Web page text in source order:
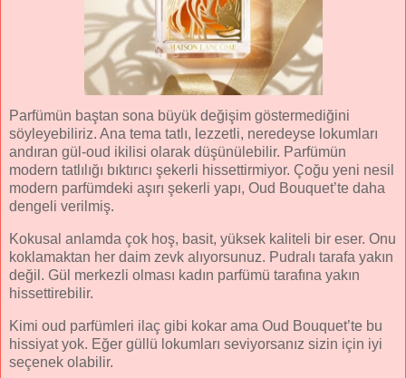
Parfümün baştan sona büyük değişim göstermediğini
söyleyebiliriz. Ana tema tatlı, lezzetli, neredeyse lokumları
andıran gül-oud ikilisi olarak düşünülebilir. Parfümün
modern tatlılığı bıktırıcı şekerli hissettirmiyor. Çoğu yeni nesil
modern parfümdeki aşırı şekerli yapı, Oud Bouquet’te daha
dengeli verilmiş.
Kokusal anlamda çok hoş, basit, yüksek kaliteli bir eser. Onu
koklamaktan her daim zevk alıyorsunuz. Pudralı tarafa yakın
değil. Gül merkezli olması kadın parfümü tarafına yakın
hissettirebilir.
Kimi oud parfümleri ilaç gibi kokar ama Oud Bouquet’te bu
hissiyat yok. Eğer güllü lokumları seviyorsanız sizin için iyi
seçenek olabilir.